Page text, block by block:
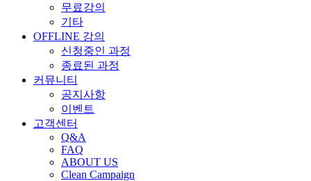
무료강의
기타
OFFLINE 강의
신청중인 과정
종료된 과정
커뮤니티
공지사항
이벤트
고객센터
Q&A
FAQ
ABOUT US
Clean Campaign